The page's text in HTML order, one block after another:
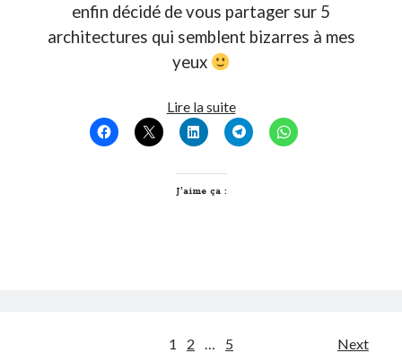
enfin décidé de vous partager sur 5
architectures qui semblent bizarres à mes
yeux
Lire la suite5
architectures
lyonnaises
J’aime ça :
1 2 5 Next